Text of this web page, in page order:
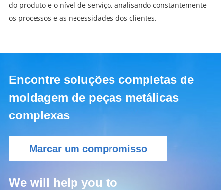
do produto e o nível de serviço, analisando constantemente
os processos e as necessidades dos clientes.
Encontre soluções completas de
moldagem de peças metálicas
complexas
Marcar um compromisso
We will help you to